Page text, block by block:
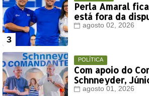
Perla Amaral
está fora da
deste ano
agosto 02, 2026
POLÍTICA
Com apoio do
Schnneyder,
votação
agosto 01, 2026